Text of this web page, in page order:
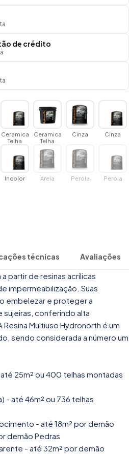
de crédito
Ceramica
Telha
Ceramica
Telha
Cinza Cinza
Incolor Areia Perola Perola
técnicas Avaliações
partir de resinas acrílicas
impermeabilização. Suas
embelezar e proteger a
conferindo alta
Multiuso Hydronorth é um
sendo considerada a número um
25m² ou 400 telhas montadas
- até 46m² ou 736 telhas
- até 18m² por demão
demão Pedras
- até 32m² por demão